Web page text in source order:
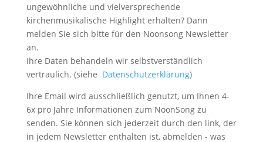
ungewöhnliche und vielversprechende
kirchenmusikalische Highlight erhalten? Dann
melden Sie sich bitte für den Noonsong Newsletter
an.
Ihre Daten behandeln wir selbstverständlich
vertraulich. (siehe Datenschutzerklärung)
Ihre Email wird ausschließlich genutzt, um Ihnen 4-
6x pro Jahre Informationen zum NoonSong zu
senden. Sie können sich jederzeit durch den link, der
in jedem Newsletter enthalten ist, abmelden - was